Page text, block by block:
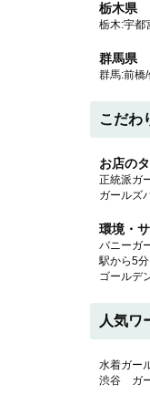
栃木県
栃木:宇都
群馬県
群馬:前橋
こだわ
お店の
正統派ガ
ガールズ
環境・
バニーガ
駅から5
ゴールデ
人気ワ
水着ガー
渋谷 ガ